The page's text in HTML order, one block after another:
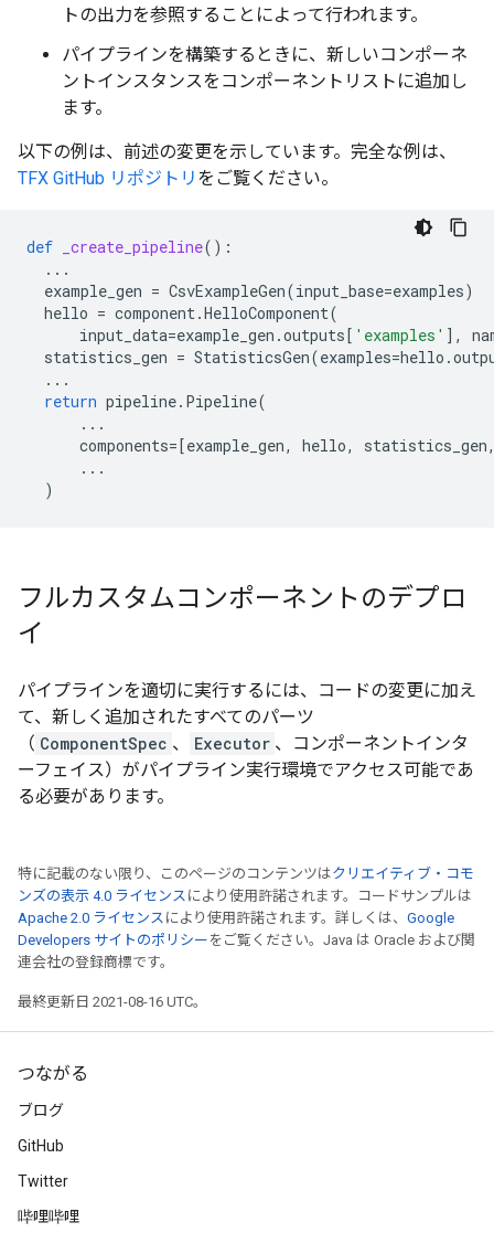
トの出力を参照することによって行われます。
パイプラインを構築するときに、新しいコンポーネ
ントインスタンスをコンポーネントリストに追加し
ます。
以下の例は、前述の変更を示しています。完全な例は、
TFX GitHub リポジトリ をご覧ください。
def _create_pipeline():
...
example_gen = CsvExampleGen(input_base=examples)
hello = component.HelloComponent(
input_data=example_gen .outputs[ 'examples' ],
statistics_gen = StatisticsGen(examples=hello .
...
return pipeline. Pipeline(
...
components=[example_gen, hello, statistics_gen
...
)
フルカスタムコンポーネントのデプロ
イ
パイプラインを適切に実行するには、コードの変更に加え
て、新しく追加されたすべてのパーツ
（ ComponentSpec 、 Executor 、コンポーネントインタ
ーフェイス）がパイプライン実行環境でアクセス可能であ
る必要があります。
特に記載のない限り、このページのコンテンツはクリエイティブ・コモ
ンズの表示 4.0 ライセンス により使用許諾されます。コードサンプルは
Apache 2.0 ライセンス により使用許諾されます。詳しくは、 Google
Developers サイトのポリシー をご覧ください。Java は Oracle および関
連会社の登録商標です。
最終更新日 2021-08-16 UTC。
つながる
ブログ
GitHub
Twitter
哔哩哔哩